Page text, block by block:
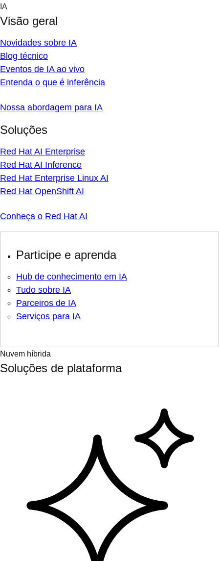
Skip
content
IA
Visão geral
Novidades sobre IA
Blog técnico
Eventos de IA ao vivo
Entenda o que é inferência
Nossa abordagem para IA
Soluções
Red Hat AI Enterprise
Red Hat AI Inference
Red Hat Enterprise Linux AI
Red Hat OpenShift AI
Conheça o Red Hat AI
Participe e aprenda
Hub de conhecimento em IA
Tudo sobre IA
Parceiros de IA
Serviços para IA
Nuvem híbrida
Soluções de plataforma